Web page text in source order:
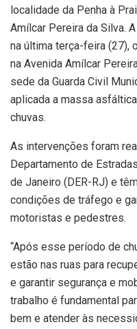
localidade da Penha à
Amílcar Pereira da Silva.
na última terça-feira (27),
na Avenida Amílcar
sede da Guarda Civil
aplicada a massa
chuvas.
As intervenções foram
Departamento de
de Janeiro (DER-RJ) e
condições de tráfego e
motoristas e pedestres.
“Após esse período de
estão nas ruas para
e garantir segurança e
trabalho é fundamental
bem e atender às